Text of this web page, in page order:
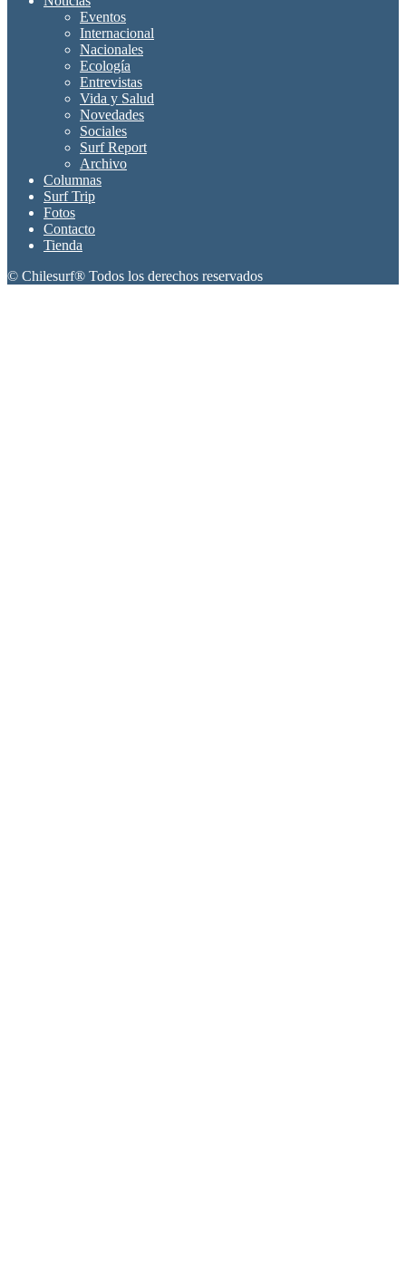
Eventos
Internacional
Nacionales
Ecología
Entrevistas
Vida y Salud
Novedades
Sociales
Surf Report
Archivo
Columnas
Surf Trip
Fotos
Contacto
Tienda
© Chilesurf® Todos los derechos reservados